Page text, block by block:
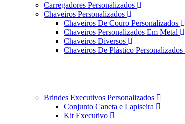
Carregadores Personalizados
Chaveiros Personalizados
Chaveiros De Couro Personalizados
Chaveiros Personalizados Em Metal
Chaveiros Diversos
Chaveiros De Plástico Personalizados
Brindes Executivos Personalizados
Conjunto Caneta e Lapiseira
Kit Executivo